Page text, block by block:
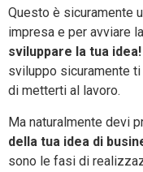
Questo è sicuramente
impresa e per avviare
sviluppare la tua idea!
sviluppo sicuramente ti
di metterti al lavoro.
Ma naturalmente devi
della tua idea di
sono le fasi di